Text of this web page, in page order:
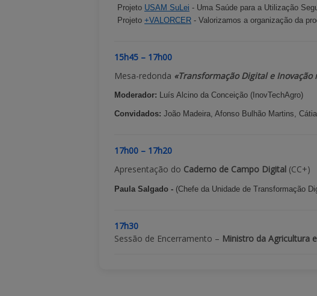
Projeto USAM SuLei - Uma Saúde para a Utilização
Projeto +VALORCER - Valorizamos a organização da
15h45 – 17h00
Mesa-redonda «Transformação Digital e Inovação
Moderador: Luís Alcino da Conceição (InovTechAgro)
Convidados: João Madeira, Afonso Bulhão Martins,
17h00 – 17h20
Apresentação do Caderno de Campo Digital (CC+)
Paula Salgado - (Chefe da Unidade de Transformação
17h30
Sessão de Encerramento – Ministro da Agricultura